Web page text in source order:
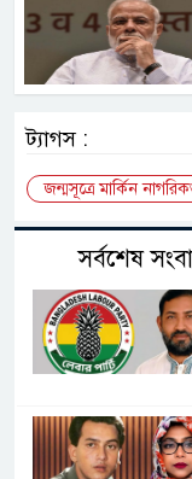
ট্যাগস :
জন্মসূত্রে মার্কিন
সর্বশেষ